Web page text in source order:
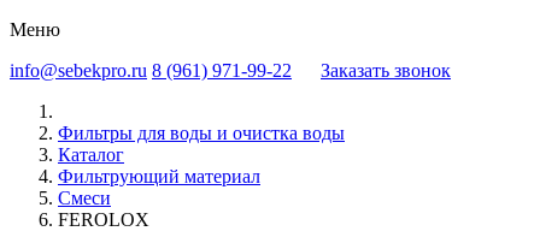
Меню
info@sebekpro.ru 8 (961) 971-99-22 Заказать звонок
Фильтры для воды и очистка воды
Каталог
Фильтрующий материал
Смеси
FEROLOX